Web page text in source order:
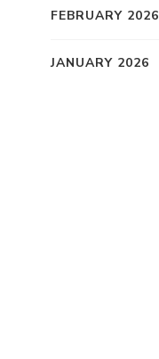
FEBRUARY 2026
JANUARY 2026